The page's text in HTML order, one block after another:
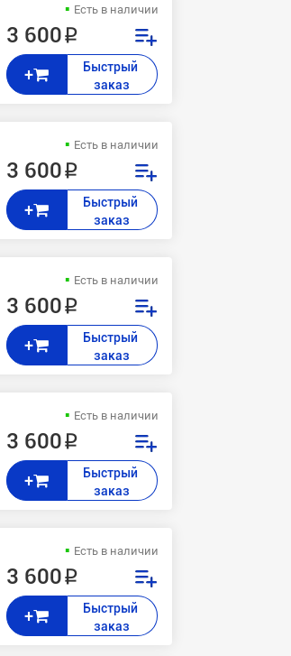
Есть в наличии
3 600 ₽
+
Быстрый
заказ
Есть в наличии
3 600 ₽
+
Быстрый
заказ
Есть в наличии
3 600 ₽
+
Быстрый
заказ
Есть в наличии
3 600 ₽
+
Быстрый
заказ
C2128
Есть в наличии
3 600 ₽
+
Быстрый
заказ